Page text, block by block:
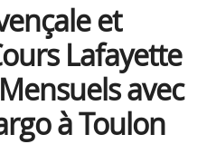
et
Lafayette
avec
à Toulon